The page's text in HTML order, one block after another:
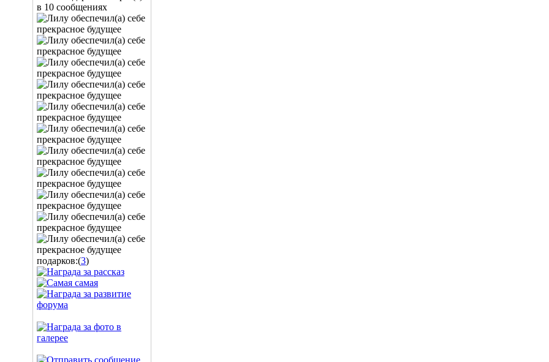
в 10 сообщениях
подарков:(3)